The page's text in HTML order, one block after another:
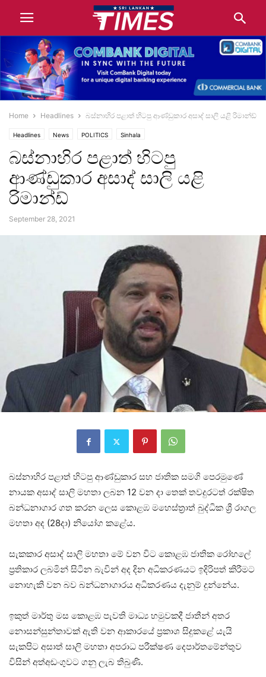
Home Headlines බස්නාහිර පළාත් හිටපු ආණ්ඩුකාර අසාද් සාලි යළි රිමාන්ඩ්
Headlines News POLITICS Sinhala
බස්නාහිර පළාත් හිටපු
ආණ්ඩුකාර අසාද් සාලි යළි
රිමාන්ඩ්
September 28, 2021
බස්නාහිර පළාත් හිටපු ආණ්ඩුකාර සහ ජාතික සමගි පෙරමුණේ
නායක අසාද් සාලි මහතා ලබන 12 වන දා තෙක් තවදුරටත් රක්ෂිත
බන්ධනාගාර ගත කරන ලෙස කොළඹ මහෙස්ත්‍රාත් බුද්ධික ශ්‍රී රාගල
මහතා අද (28දා) නියෝග කළේය.
සැකකාර අසාද් සාලි මහතා මේ වන විට කොළඹ ජාතික රෝහලේ
ප්‍රතිකාර ලබමින් සිටීන බැවින් අද දින අධිකරණයට ඉදිරිපත් කිරීමට
නොහැකි වන බව බන්ධනාගාරය අධිකරණය දැනුම් දුන්නේය.
ඉකුත් මාර්තු මස කොළඹ පැවති මාධ්‍ය හමුවකදී ජාතීන් අතර
නොසන්සුන්තාවක් ඇති වන ආකාරයේ ප්‍රකාශ සිදුකළේ යැයි
සැකපිට අසාත් සාලි මහතා අපරාධ පරීක්ෂණ දෙපාර්තමේන්තුව
විසින් අත්අඩංගුවට ගනු ලැබ තිබුණි.